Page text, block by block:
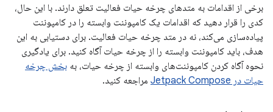
برخی از اقدامات به متدهای چرخه حیات فعالیت تعلق دارند. با این حال،
کدی را قرار دهید که اقدامات یک کامپوننت وابسته را در کامپوننت
پیاده‌سازی می‌کند، نه در متد چرخه حیات فعالیت. برای دستیابی به این
هدف، باید کامپوننت وابسته را از چرخه حیات آگاه کنید. برای یادگیری
نحوه آگاه کردن کامپوننت‌های وابسته از چرخه حیات، به بخش چرخه
حیات در Jetpack Compose
مراجعه کنید.